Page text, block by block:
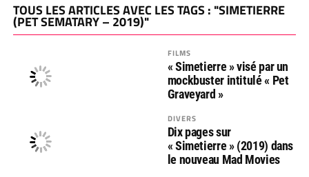
TOUS LES ARTICLES AVEC LES TAGS : "SIMETIERRE
(PET SEMATARY – 2019)"
FILMS
« Simetierre » visé par un
mockbuster intitulé « Pet
Graveyard »
DIVERS
Dix pages sur
« Simetierre » (2019) dans
le nouveau Mad Movies